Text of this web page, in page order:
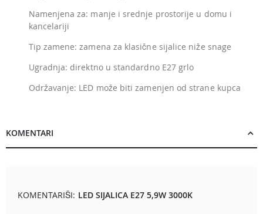
Namenjena za: manje i srednje prostorije u domu i
kancelariji
Tip zamene: zamena za klasične sijalice niže snage
Ugradnja: direktno u standardno E27 grlo
Održavanje: LED može biti zamenjen od strane kupca
KOMENTARI
KOMENTARIŠI: LED SIJALICA E27 5,9W 3000K